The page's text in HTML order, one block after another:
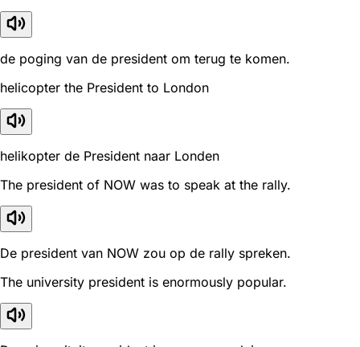
de poging van de president om terug te komen.
helicopter the President to London
helikopter de President naar Londen
The president of NOW was to speak at the rally.
De president van NOW zou op de rally spreken.
The university president is enormously popular.